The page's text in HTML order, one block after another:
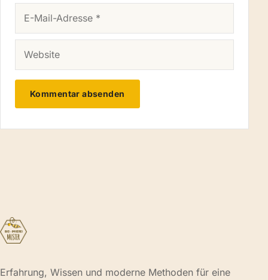
Erfahrung, Wissen und moderne Methoden für eine